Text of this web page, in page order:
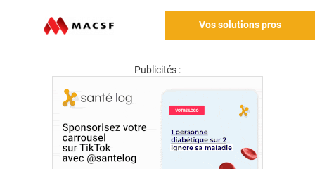
Vos solutions pros
Publicités :